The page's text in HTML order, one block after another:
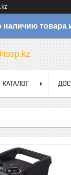
наличию товара
КАТАЛОГ